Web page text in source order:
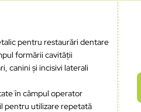
pentru restaurări dentare
formării cavității
canini și incisivi laterali
în câmpul operator
pentru utilizare repetată